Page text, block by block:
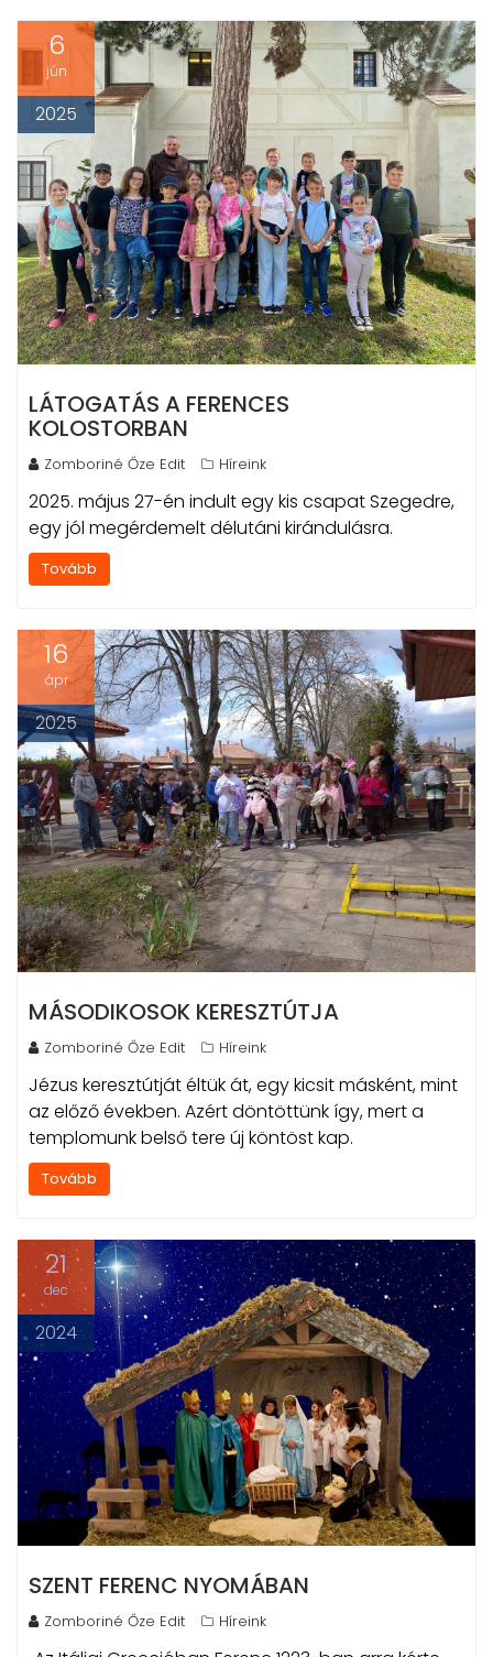
6
jún
2025
LÁTOGATÁS A FERENCES
KOLOSTORBAN
Zomboriné Őze Edit Híreink
2025. május 27-én indult egy kis csapat Szegedre,
egy jól megérdemelt délutáni kirándulásra.
Tovább
16
ápr
2025
MÁSODIKOSOK KERESZTÚTJA
Zomboriné Őze Edit Híreink
Jézus keresztútját éltük át, egy kicsit másként, mint
az előző években. Azért döntöttünk így, mert a
templomunk belső tere új köntöst kap.
Tovább
21
dec
2024
SZENT FERENC NYOMÁBAN
Zomboriné Őze Edit Híreink